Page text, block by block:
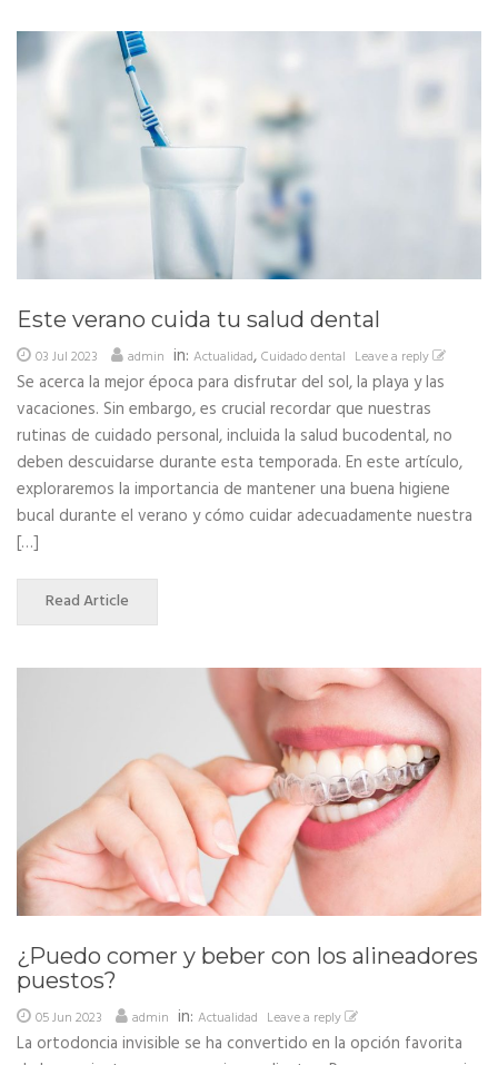
Este verano cuida tu salud dental
03 Jul 2023 admin in: Actualidad, Cuidado dental Leave a reply
Se acerca la mejor época para disfrutar del sol, la playa y las
vacaciones. Sin embargo, es crucial recordar que nuestras
rutinas de cuidado personal, incluida la salud bucodental, no
deben descuidarse durante esta temporada. En este artículo,
exploraremos la importancia de mantener una buena higiene
bucal durante el verano y cómo cuidar adecuadamente nuestra
[…]
Read Article
¿Puedo comer y beber con los alineadores
puestos?
05 Jun 2023 admin in: Actualidad Leave a reply
La ortodoncia invisible se ha convertido en la opción favorita